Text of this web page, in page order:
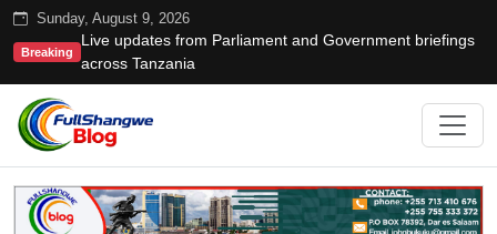
Sunday, August 9, 2026
Breaking
Live updates from Parliament and Government briefings
across Tanzania